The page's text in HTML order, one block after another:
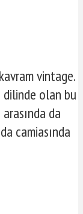
vintage.
dilinde olan bu
da
camiasında